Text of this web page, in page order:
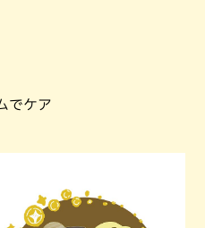
でケア